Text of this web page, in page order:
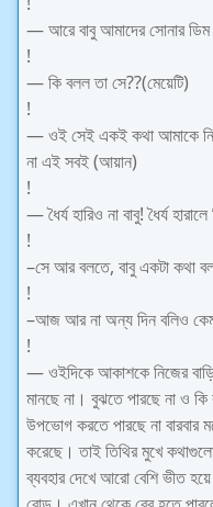
— আরে বাবু আমাদের সোনার
!
— কি বলল তা সে??(মেয়েটি)
!
— ওই সেই একই কথা আমাকে
না এই সবই (আয়ান)
!
— ধৈর্য হারিও না বাবু! ধৈর্য
!
–সে আর বলতে, বাবু একটা কথা
!
–আজ আর না অন্য দিন বলিও
!
— ওইদিকে আকাশকে নিজের
মানছে না। বুঝতে পারছে না ও
উপভোগ করতে পারছে না বারবার
করেছে। তাই তিথির মুখে
ব্যবহার দেখে আরো বেশি ভীত